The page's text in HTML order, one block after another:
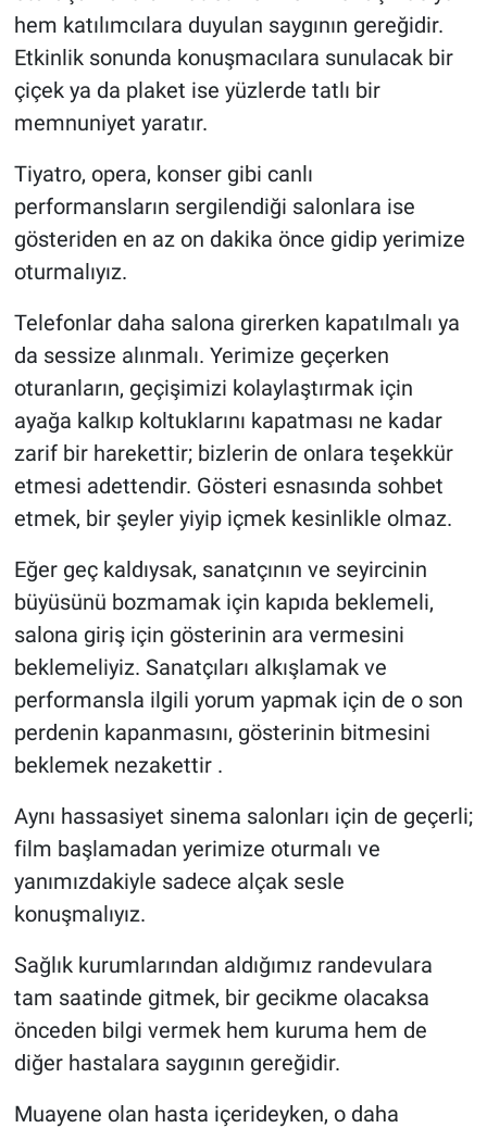
hem katılımcılara duyulan saygının gereğidir.
Etkinlik sonunda konuşmacılara sunulacak bir
çiçek ya da plaket ise yüzlerde tatlı bir
memnuniyet yaratır.
Tiyatro, opera, konser gibi canlı
performansların sergilendiği salonlara ise
gösteriden en az on dakika önce gidip yerimize
oturmalıyız.
Telefonlar daha salona girerken kapatılmalı ya
da sessize alınmalı. Yerimize geçerken
oturanların, geçişimizi kolaylaştırmak için
ayağa kalkıp koltuklarını kapatması ne kadar
zarif bir harekettir; bizlerin de onlara teşekkür
etmesi adettendir. Gösteri esnasında sohbet
etmek, bir şeyler yiyip içmek kesinlikle olmaz.
Eğer geç kaldıysak, sanatçının ve seyircinin
büyüsünü bozmamak için kapıda beklemeli,
salona giriş için gösterinin ara vermesini
beklemeliyiz. Sanatçıları alkışlamak ve
performansla ilgili yorum yapmak için de o son
perdenin kapanmasını, gösterinin bitmesini
beklemek nezakettir .
Aynı hassasiyet sinema salonları için de geçerli;
film başlamadan yerimize oturmalı ve
yanımızdakiyle sadece alçak sesle
konuşmalıyız.
Sağlık kurumlarından aldığımız randevulara
tam saatinde gitmek, bir gecikme olacaksa
önceden bilgi vermek hem kuruma hem de
diğer hastalara saygının gereğidir.
Muayene olan hasta içerideyken, o daha